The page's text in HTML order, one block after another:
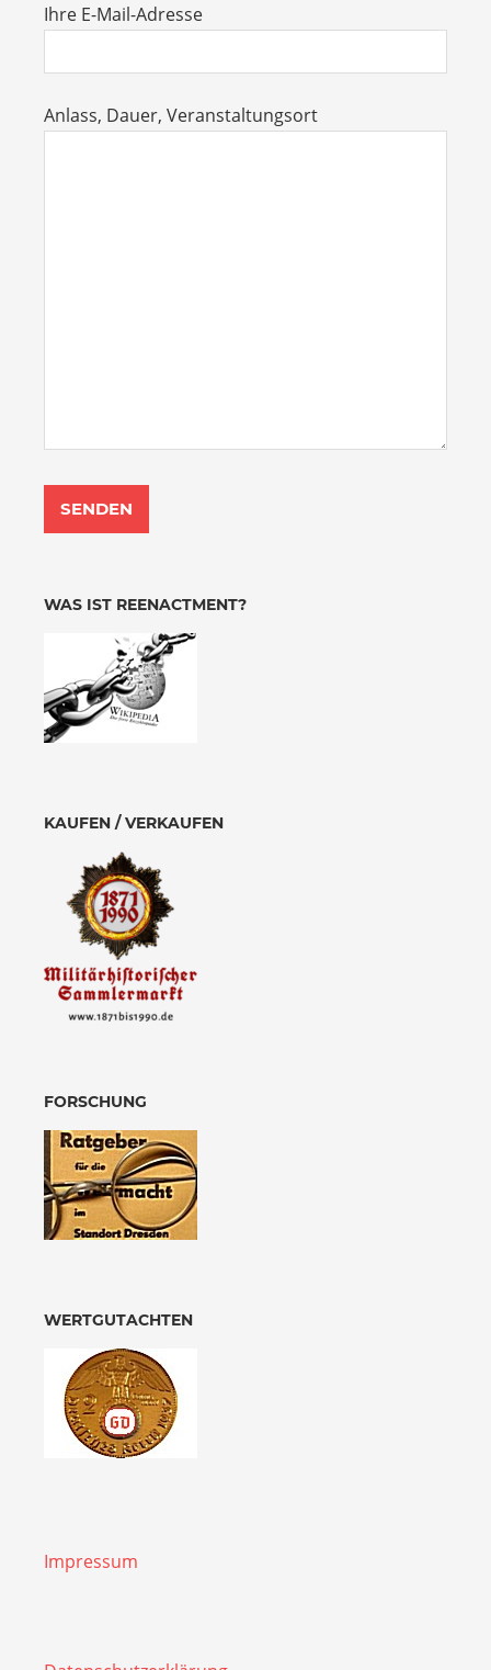
Ihre E-Mail-Adresse
Anlass, Dauer, Veranstaltungsort
WAS IST REENACTMENT?
KAUFEN / VERKAUFEN
FORSCHUNG
WERTGUTACHTEN
Impressum